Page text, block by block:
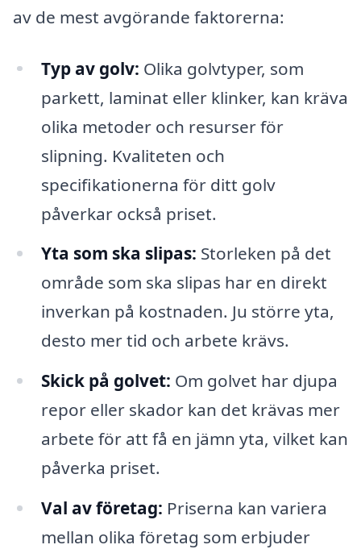
av de mest avgörande faktorerna:
Typ av golv: Olika golvtyper, som
parkett, laminat eller klinker, kan kräva
olika metoder och resurser för
slipning. Kvaliteten och
specifikationerna för ditt golv
påverkar också priset.
Yta som ska slipas: Storleken på det
område som ska slipas har en direkt
inverkan på kostnaden. Ju större yta,
desto mer tid och arbete krävs.
Skick på golvet: Om golvet har djupa
repor eller skador kan det krävas mer
arbete för att få en jämn yta, vilket kan
påverka priset.
Val av företag: Priserna kan variera
mellan olika företag som erbjuder